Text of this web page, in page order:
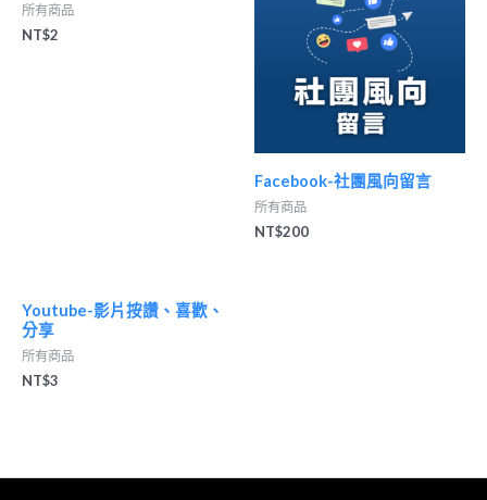
所有商品
NT$2
Facebook-社團風向留言
所有商品
NT$200
Youtube-影片按讚、喜歡、
分享
所有商品
NT$3